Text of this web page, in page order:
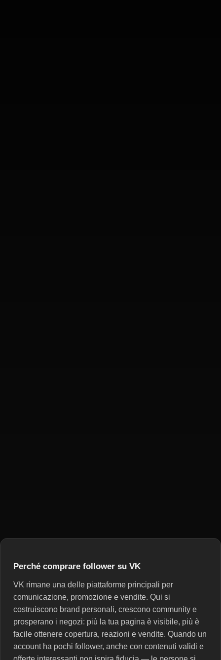
Perché comprare follower su VK
VK rimane una delle piattaforme principali per
comunicazione, promozione e vendite. Qui si
costruiscono brand personali, crescono community e
prosperano i negozi: più la tua pagina è visibile, più è
facile ottenere copertura, reazioni e vendite. Quando un
account ha pochi follower, anche con contenuti validi e